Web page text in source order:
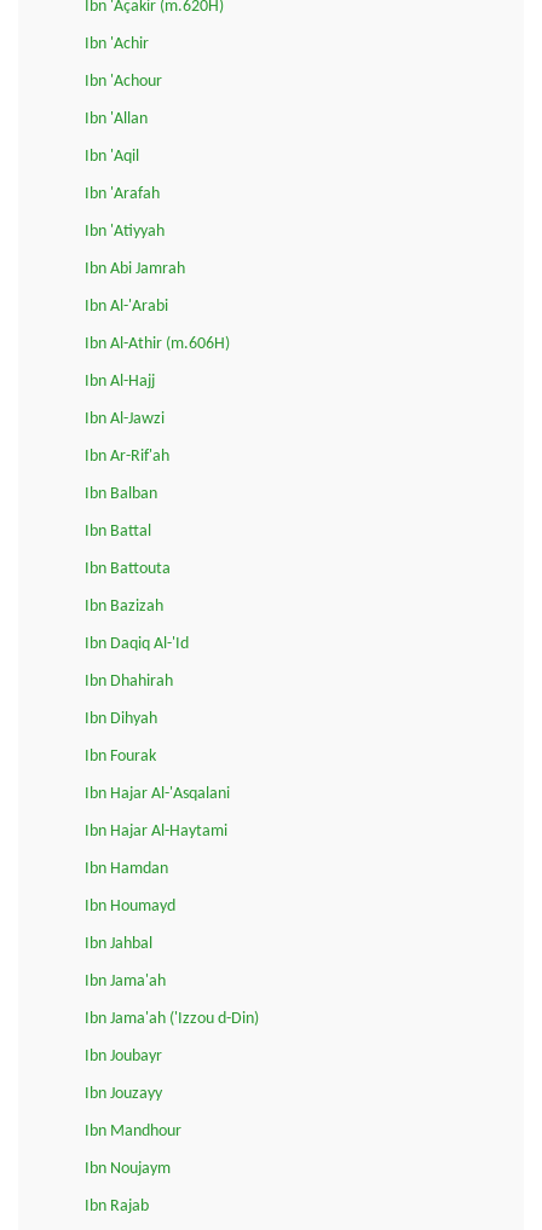
Ibn 'Açakir (m.620H)
Ibn 'Achir
Ibn 'Achour
Ibn 'Allan
Ibn 'Aqil
Ibn 'Arafah
Ibn 'Atiyyah
Ibn Abi Jamrah
Ibn Al-'Arabi
Ibn Al-Athir (m.606H)
Ibn Al-Hajj
Ibn Al-Jawzi
Ibn Ar-Rif'ah
Ibn Balban
Ibn Battal
Ibn Battouta
Ibn Bazizah
Ibn Daqiq Al-'Id
Ibn Dhahirah
Ibn Dihyah
Ibn Fourak
Ibn Hajar Al-'Asqalani
Ibn Hajar Al-Haytami
Ibn Hamdan
Ibn Houmayd
Ibn Jahbal
Ibn Jama'ah
Ibn Jama'ah ('Izzou d-Din)
Ibn Joubayr
Ibn Jouzayy
Ibn Mandhour
Ibn Noujaym
Ibn Rajab